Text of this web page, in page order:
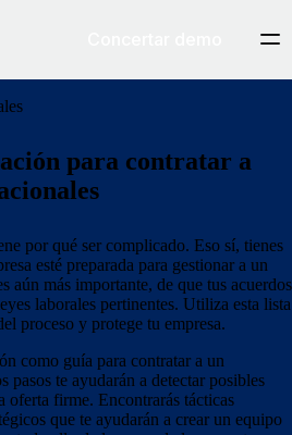
para contratar a
por qué ser complicado. Eso sí, tienes
esté preparada para gestionar a un
aún más importante, de que tus acuerdos
laborales pertinentes. Utiliza esta lista
proceso y protege tu empresa.
como guía para contratar a un
pasos te ayudarán a detectar posibles
oferta firme. Encontrarás tácticas
que te ayudarán a crear un equipo